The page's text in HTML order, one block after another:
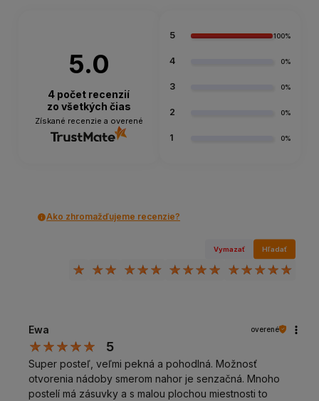
5.0
4 počet recenzií
zo všetkých čias
Získané recenzie a overené
5 100%
4 0%
3 0%
2 0%
1 0%
Ako zhromažďujeme recenzie?
Vymazať Hľadať
Ewa overené
5
Super posteľ, veľmi pekná a pohodlná. Možnosť
otvorenia nádoby smerom nahor je senzačná. Mnoho
postelí má zásuvky a s malou plochou miestnosti to